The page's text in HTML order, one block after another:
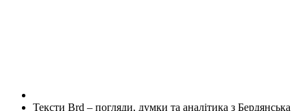
Тексти Brd – погляди, думки та аналітика з Бердянська